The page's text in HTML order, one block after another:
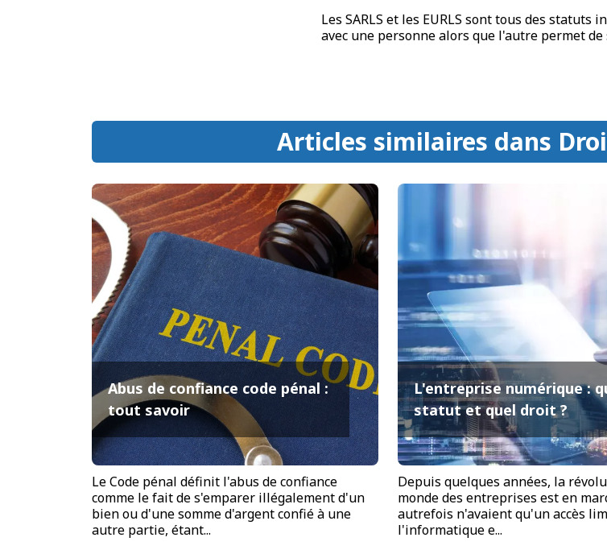
Les SARLS et les EURLS sont tous des
avec une personne alors que l'autre permet de
Articles similaires dans
Abus de confiance code pénal :
tout savoir
Le Code pénal définit l'abus de confiance
comme le fait de s'emparer illégalement d'un
bien ou d'une somme d'argent confié à une
autre partie, étant...
L'entreprise numérique :
statut et quel droit ?
Depuis quelques années, la
monde des entreprises est en
autrefois n'avaient qu'un accès
l'informatique e...